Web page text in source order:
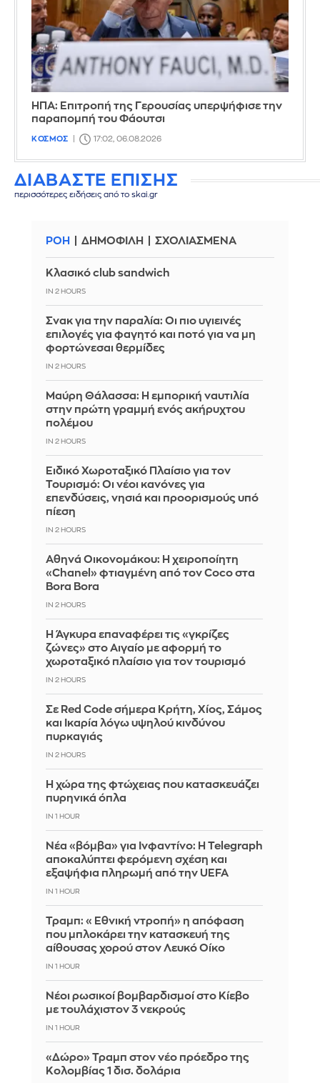
ΗΠΑ: Επιτροπή της Γερουσίας υπερψήφισε την
παραπομπή του Φάουτσι
ΚΟΣΜΟΣ 17:02, 06.08.2026
ΔΙΑΒΑΣΤΕ ΕΠΙΣΗΣ
περισσότερες ειδήσεις από το skai.gr
ΡΟΗ ΔΗΜΟΦΙΛΗ ΣΧΟΛΙΑΣΜΕΝΑ
Κλασικό club sandwich
IN 2 HOURS
Σνακ για την παραλία: Οι πιο υγιεινές
επιλογές για φαγητό και ποτό για να μη
φορτώνεσαι θερμίδες
IN 2 HOURS
Μαύρη Θάλασσα: Η εμπορική ναυτιλία
στην πρώτη γραμμή ενός ακήρυχτου
πολέμου
IN 2 HOURS
Ειδικό Χωροταξικό Πλαίσιο για τον
Τουρισμό: Οι νέοι κανόνες για
επενδύσεις, νησιά και προορισμούς υπό
πίεση
IN 2 HOURS
Αθηνά Οικονομάκου: Η χειροποίητη
«Chanel» φτιαγμένη από τον Coco στα
Bora Bora
IN 2 HOURS
Η Άγκυρα επαναφέρει τις «γκρίζες
ζώνες» στο Αιγαίο με αφορμή το
χωροταξικό πλαίσιο για τον τουρισμό
IN 2 HOURS
Σε Red Code σήμερα Κρήτη, Χίος, Σάμος
και Ικαρία λόγω υψηλού κινδύνου
πυρκαγιάς
IN 2 HOURS
Η χώρα της φτώχειας που κατασκευάζει
πυρηνικά όπλα
IN 1 HOUR
Νέα «βόμβα» για Ινφαντίνο: Η Telegraph
αποκαλύπτει φερόμενη σχέση και
εξαψήφια πληρωμή από την UEFA
IN 1 HOUR
Τραμπ: «Εθνική ντροπή» η απόφαση
που μπλοκάρει την κατασκευή της
αίθουσας χορού στον Λευκό Οίκο
IN 1 HOUR
Νέοι ρωσικοί βομβαρδισμοί στο Κίεβο
με τουλάχιστον 3 νεκρούς
IN 1 HOUR
«Δώρο» Τραμπ στον νέο πρόεδρο της
Κολομβίας 1 δισ. δολάρια